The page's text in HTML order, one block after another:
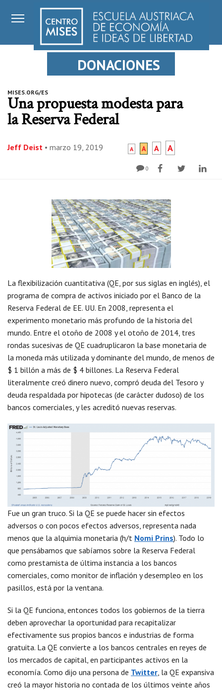
DONACIONES
MISES.ORG/ES
Una propuesta modesta para
la Reserva Federal
Jeff Deist • marzo 19, 2019 A A A A
0
La flexibilización cuantitativa (QE, por sus siglas en inglés), el
programa de compra de activos iniciado por el Banco de la
Reserva Federal de EE. UU. En 2008, representa el
experimento monetario más profundo de la historia del
mundo. Entre el otoño de 2008 y el otoño de 2014, tres
rondas sucesivas de QE cuadruplicaron la base monetaria de
la moneda más utilizada y dominante del mundo, de menos de
$ 1 billón a más de $ 4 billones. La Reserva Federal
literalmente creó dinero nuevo, compró deuda del Tesoro y
deuda respaldada por hipotecas (de carácter dudoso) de los
bancos comerciales, y les acreditó nuevas reservas.
Fue un gran truco. Si la QE se puede hacer sin efectos
adversos o con pocos efectos adversos, representa nada
menos que la alquimia monetaria (h/t Nomi Prins). Todo lo
que pensábamos que sabíamos sobre la Reserva Federal
como prestamista de última instancia a los bancos
comerciales, como monitor de inflación y desempleo en los
pasillos, está por la ventana.
Si la QE funciona, entonces todos los gobiernos de la tierra
deben aprovechar la oportunidad para recapitalizar
efectivamente sus propios bancos e industrias de forma
gratuita. La QE convierte a los bancos centrales en reyes de
los mercados de capital, en participantes activos en la
economía. Como dijo una persona de Twitter, la QE expansiva
creó la mayor historia no contada de los últimos veinte años